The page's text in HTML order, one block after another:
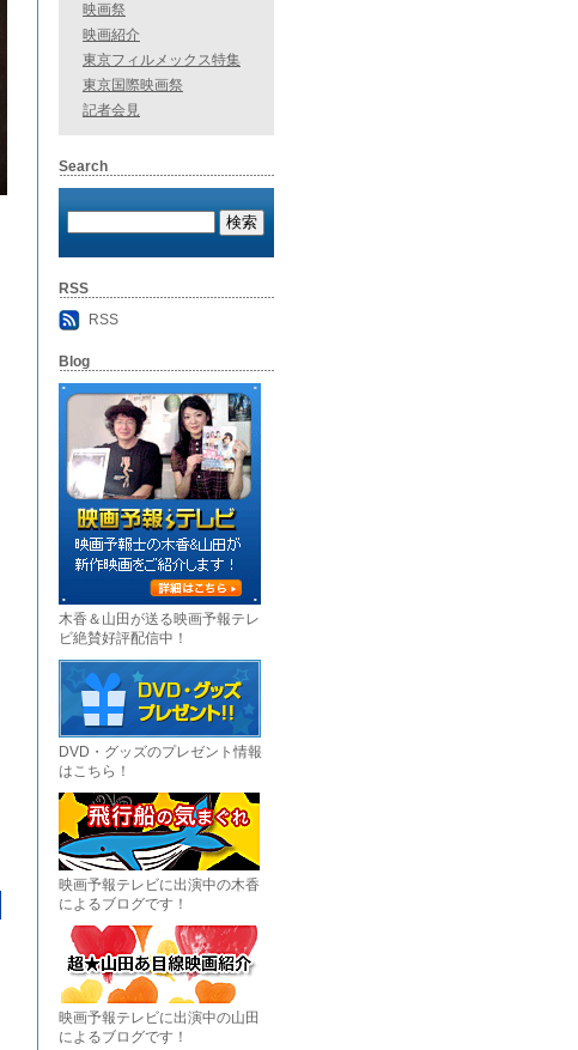
映画祭
映画紹介
東京フィルメックス特集
東京国際映画祭
記者会見
Search
RSS
RSS
Blog
木香＆山田が送る映画予報テレ
ビ絶賛好評配信中！
DVD・グッズのプレゼント情報
はこちら！
映画予報テレビに出演中の木香
によるブログです！
映画予報テレビに出演中の山田
によるブログです！